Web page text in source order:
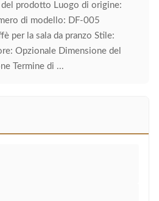
prodotto Luogo di origine:
di modello: DF-005
per la sala da pranzo Stile:
Opzionale Dimensione del
Termine di ...